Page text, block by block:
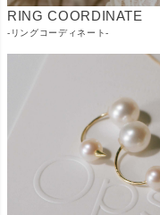
RING COORDINATE
-リングコーディネート-